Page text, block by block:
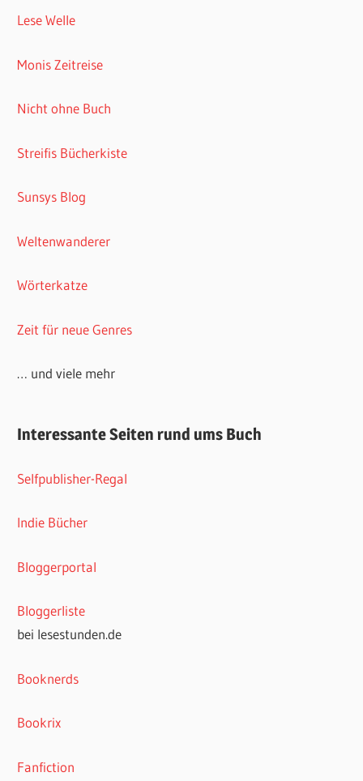
Lese Welle
Monis Zeitreise
Nicht ohne Buch
Streifis Bücherkiste
Sunsys Blog
Weltenwanderer
Wörterkatze
Zeit für neue Genres
… und viele mehr
Interessante Seiten rund ums Buch
Selfpublisher-Regal
Indie Bücher
Bloggerportal
Bloggerliste
bei lesestunden.de
Booknerds
Bookrix
Fanfiction